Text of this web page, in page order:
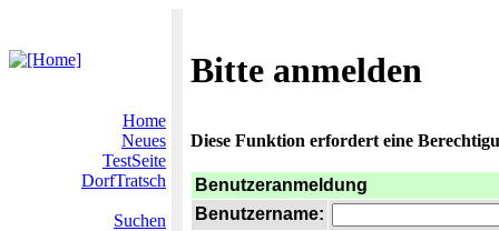
Bitte anmelden
Home
Neues
TestSeite
DorfTratsch
Suchen
Diese Funktion erfordert eine
Benutzeranmeldung
Benutzername: